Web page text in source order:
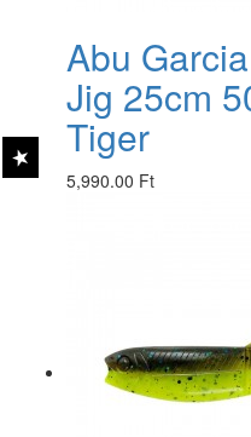
Abu
Jig 25cm
Tiger
5,990.00 Ft